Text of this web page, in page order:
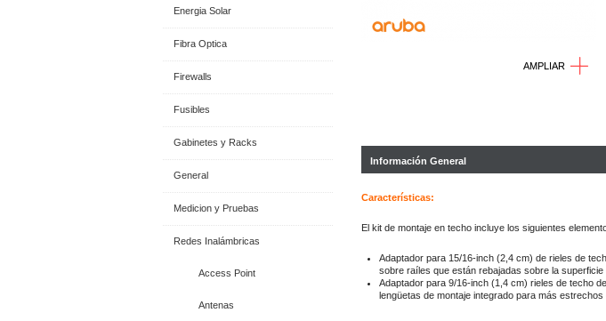
Energia Solar
Fibra Optica
Firewalls
Fusibles
Gabinetes y Racks
General
Medicion y Pruebas
Redes Inalámbricas
Access Point
Antenas
AMPLIAR
Información General
Características:
El kit de montaje en techo incluye los siguientes
Adaptador para 15/16-inch (2,4 cm) de rieles de
sobre raíles que están rebajadas sobre la superficie
Adaptador para 9/16-inch (1,4 cm) rieles de techo
lengüetas de montaje integrado para más